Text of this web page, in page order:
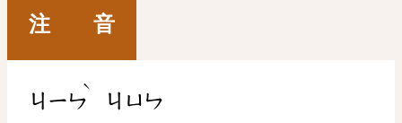
注 音
ㄐㄧㄣ
ˋ
ㄐㄩㄣ